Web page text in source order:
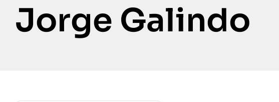
Jorge Galindo